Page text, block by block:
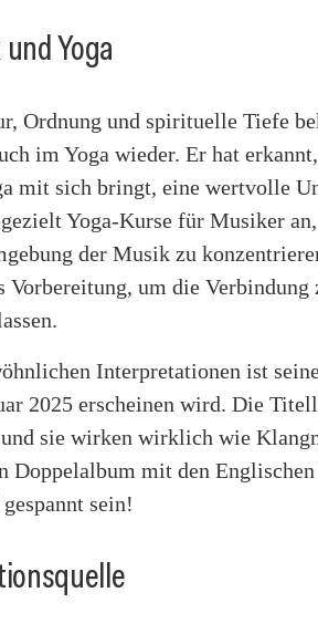
Yoga
Ordnung und spirituelle Tiefe
im Yoga wieder. Er hat
mit sich bringt, eine wertvolle
Yoga-Kurse für Musiker
der Musik zu
Vorbereitung, um die
Interpretationen ist
2025 erscheinen wird. Die
sie wirken wirklich wie
Doppelalbum mit den
sein!